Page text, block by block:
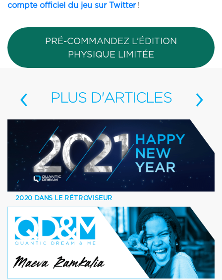
compte officiel du jeu sur Twitter!
PRÉ-COMMANDEZ L’ÉDITION
PHYSIQUE LIMITÉE
2020 DANS LE RÉTROVISEUR
‹ PLUS D'ARTICLES ›